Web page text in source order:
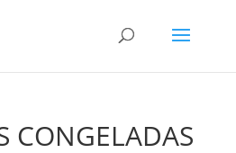
CONGELADAS